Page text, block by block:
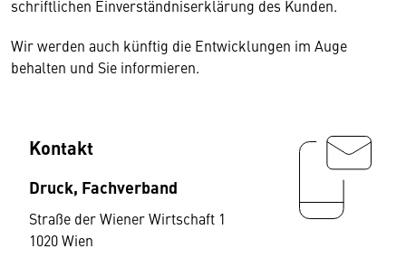
schriftlichen Einverständniserklärung des Kunden.
Wir werden auch künftig die Entwicklungen im Auge
behalten und Sie informieren.
Kontakt
Druck, Fachverband
Straße der Wiener Wirtschaft 1
1020 Wien